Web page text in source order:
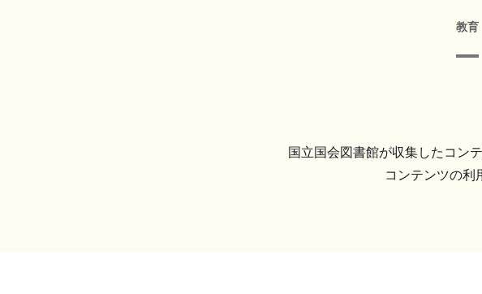
教育
国立国会図書館が収集したコン
コンテンツの利